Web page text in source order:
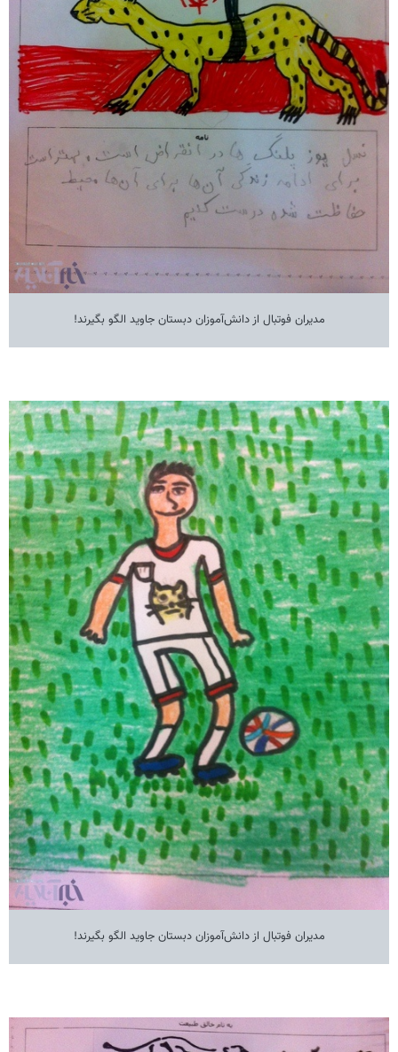
مدیران فوتبال از دانش‌آموزان دبستان جاوید الگو بگیرند!
مدیران فوتبال از دانش‌آموزان دبستان جاوید الگو بگیرند!